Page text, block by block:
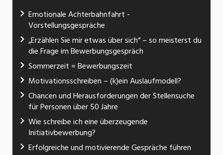
Emotionale Achterbahnfahrt -
Vorstellungsgespräche
„Erzählen Sie mir etwas über sich“ – so meisterst du
die Frage im Bewerbungsgespräch
Sommerzeit = Bewerbungszeit
Motivationsschreiben – (k)ein Auslaufmodell?
Chancen und Herausforderungen der Stellensuche
für Personen über 50 Jahre
Wie schreibe ich eine überzeugende
Initiativbewerbung?
Erfolgreiche und motivierende Gespräche führen